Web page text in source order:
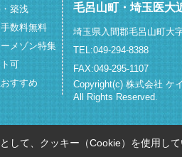
築浅
数料無料
メゾン特集
可
すすめ
毛呂山町・埼玉医大
埼玉県入間郡毛呂山町大
TEL:049-294-8388
FAX:049-295-1107
Copyright(c) 株式会社 ケ
All Rights Reserved.
して、クッキー（Cookie）を使用して